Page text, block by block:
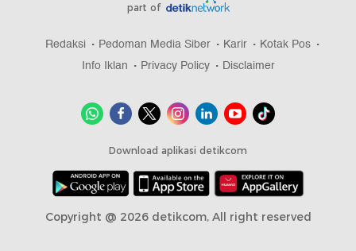
part of
Redaksi Pedoman Media Siber Karir
Kotak Pos
Info Iklan
Privacy Policy Disclaimer
Download aplikasi detikcom
Copyright @ 2026 detikcom, All right reserved